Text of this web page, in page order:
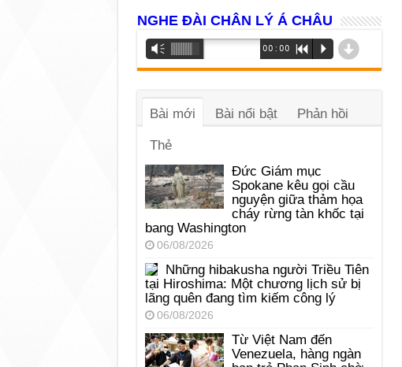
NGHE ĐÀI CHÂN LÝ Á CHÂU
Trình
phát
âm
Vm 00:00 R P d
Bài mới Bài nổi bật Phản hồi
Thẻ
Đức Giám mục
Spokane kêu gọi cầu
nguyện giữa thảm họa
cháy rừng tàn khốc tại
bang Washington
06/08/2026
Những hibakusha người Triều Tiên
tại Hiroshima: Một chương lịch sử bị
lãng quên đang tìm kiếm công lý
06/08/2026
Từ Việt Nam đến
Venezuela, hàng ngàn